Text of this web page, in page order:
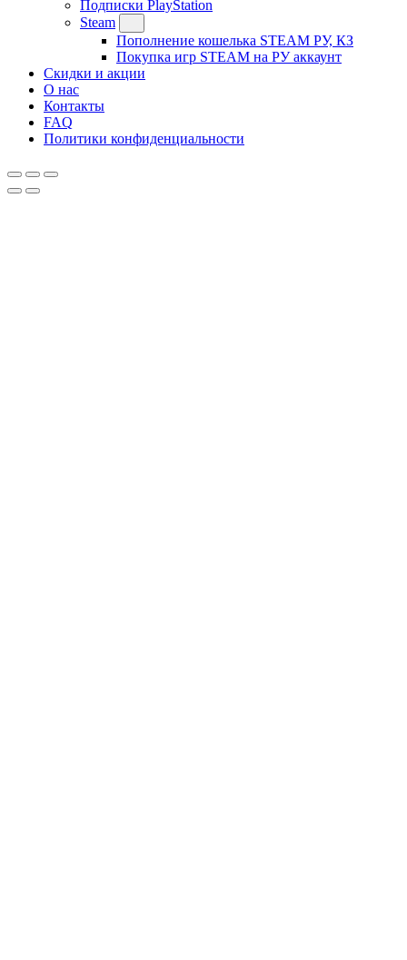
Подписки PlayStation
Steam
Пополнение кошелька STEAM РУ, КЗ
Покупка игр STEAM на РУ аккаунт
Скидки и акции
О нас
Контакты
FAQ
Политики конфиденциальности